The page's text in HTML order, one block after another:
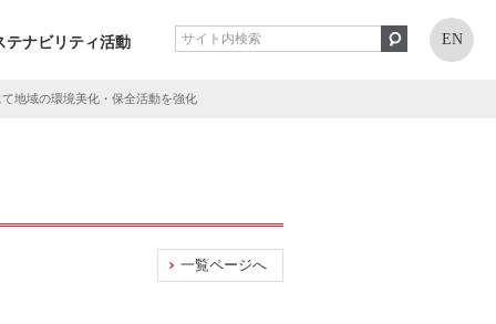
テナビリティ活動 EN
地域の環境美化・保全活動を強化
一覧ページへ